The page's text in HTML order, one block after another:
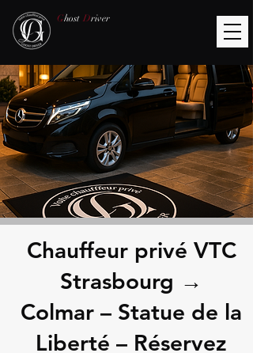
Ghost Driver
Chauffeur privé VTC
Strasbourg →
Colmar – Statue de la
Liberté – Réservez